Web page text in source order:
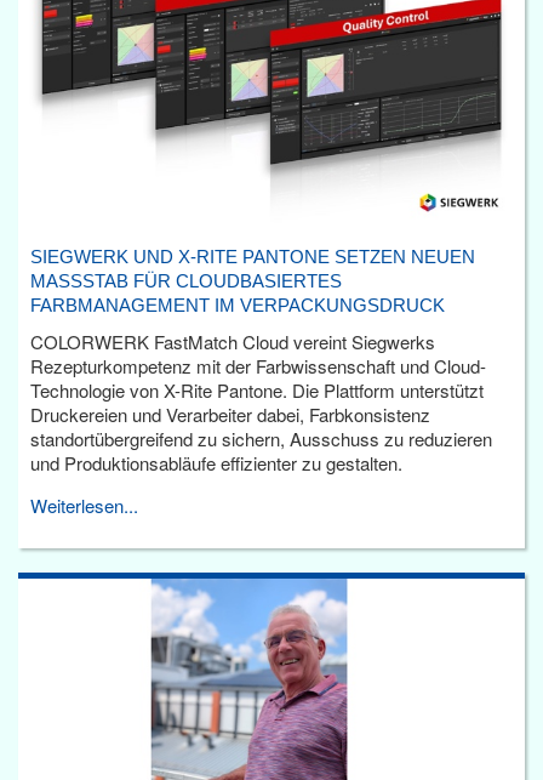
SIEGWERK UND X-RITE PANTONE SETZEN NEUEN
MASSSTAB FÜR CLOUDBASIERTES F
ARBMANAGEMENT IM VERPACKUNGSDRUCK
COLORWERK FastMatch Cloud vereint Siegwerks
Rezepturkompetenz mit der Farbwissenschaft und Cloud-
Technologie von X-Rite Pantone. Die Plattform unterstützt
Druckereien und Verarbeiter dabei, Farbkonsistenz
standortübergreifend zu sichern, Ausschuss zu reduzieren
und Produktionsabläufe effizienter zu gestalten.
Weiterlesen...